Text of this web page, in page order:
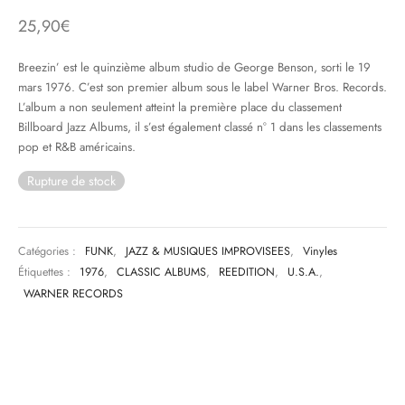
25,90€
Breezin’ est le quinzième album studio de George Benson, sorti le 19
mars 1976. C’est son premier album sous le label Warner Bros. Records.
L’album a non seulement atteint la première place du classement
Billboard Jazz Albums, il s’est également classé n° 1 dans les classements
pop et R&B américains.
Rupture de stock
Catégories : FUNK, JAZZ & MUSIQUES IMPROVISEES,
Vinyles
Étiquettes :
1976, CLASSIC ALBUMS, REEDITION, U.S.A.,
WARNER RECORDS
HOP
MUSIQUES IMPROVISEES
DU MONDE
CLASSIQUE
DAY 2025